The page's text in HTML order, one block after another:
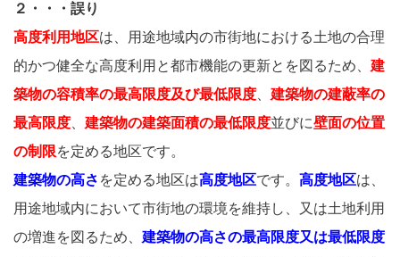
２・・・誤り
高度利用地区は、用途地域内の市街地における土地の合理
的かつ健全な高度利用と都市機能の更新とを図るため、 建
築物の容積率の最高限度及び最低限度
建築物の建蔽率の
最高限度
建築物の建築面積の最低限度並びに壁面の位置
の制限を定める地区です。
建築物の高さ を定める地区は高度地区です。 高度地区は、
用途地域内において市街地の環境を維持し、又は土地利用
の増進を図るため、 建築物の高さの最高限度又は最低限度